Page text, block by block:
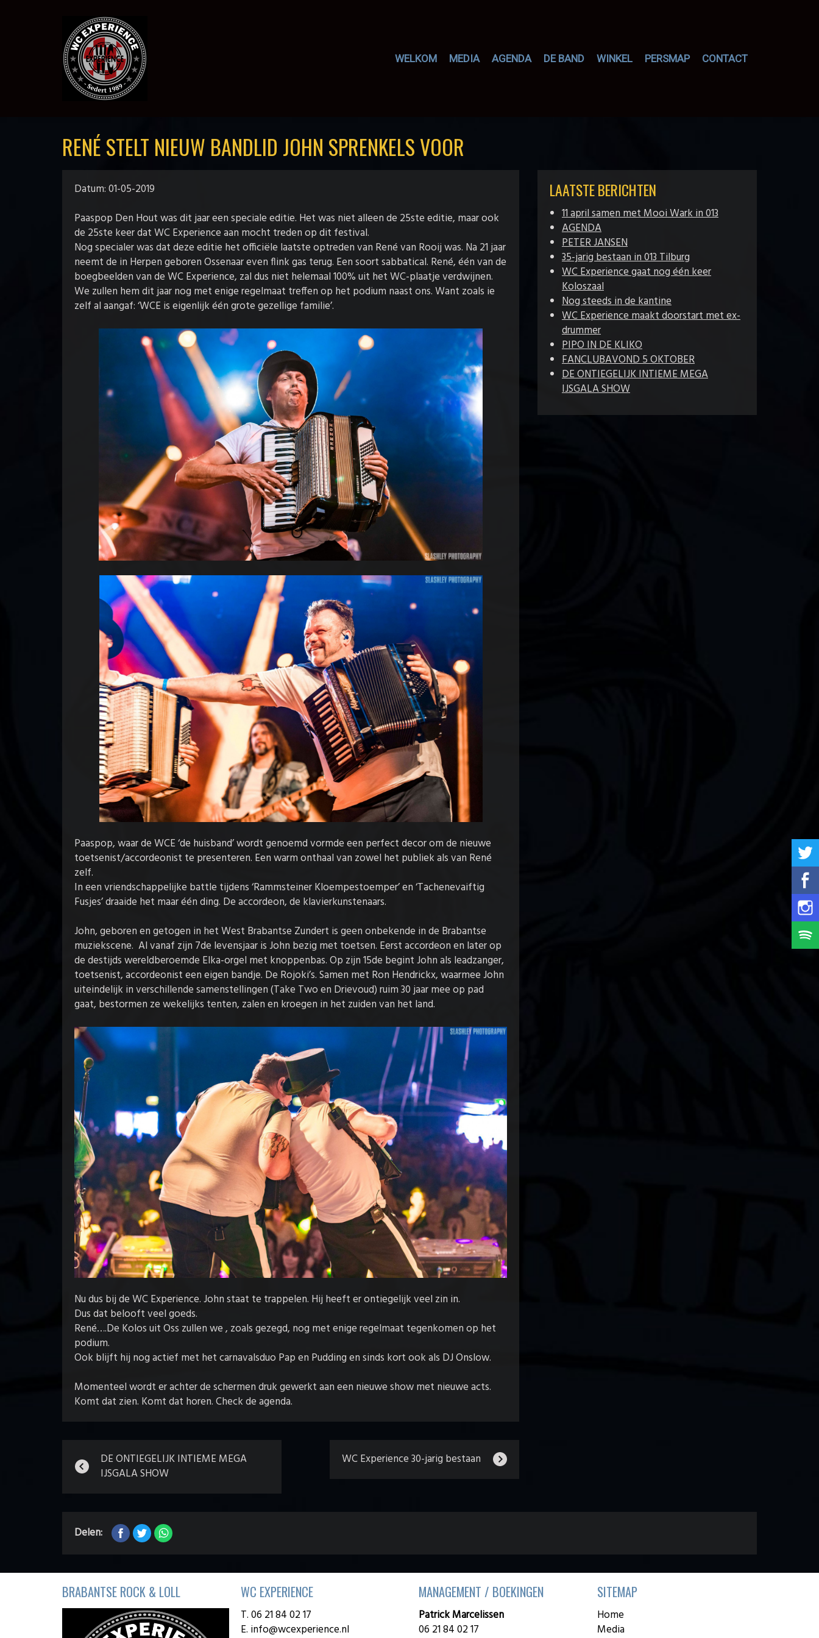
WELKOM MEDIA AGENDA DE BAND WINKEL PERSMAP CONTACT
RENÉ STELT NIEUW BANDLID JOHN SPRENKELS VOOR
Datum: 01-05-2019
Paaspop Den Hout was dit jaar een speciale editie. Het was niet alleen de 25ste editie, maar ook
de 25ste keer dat WC Experience aan mocht treden op dit festival.
Nog specialer was dat deze editie het officiële laatste optreden van René van Rooij was. Na 21 jaar
neemt de in Herpen geboren Ossenaar even flink gas terug. Een soort sabbatical. René, één van de
boegbeelden van de WC Experience, zal dus niet helemaal 100% uit het WC-plaatje verdwijnen.
We zullen hem dit jaar nog met enige regelmaat treffen op het podium naast ons. Want zoals ie
zelf al aangaf: ‘WCE is eigenlijk één grote gezellige familie’.
Paaspop, waar de WCE ‘de huisband’ wordt genoemd vormde een perfect decor om de nieuwe
toetsenist/accordeonist te presenteren. Een warm onthaal van zowel het publiek als van René
zelf.
In een vriendschappelijke battle tijdens ‘Rammsteiner Kloempestoemper’ en ‘Tachenevaiftig
Fusjes’ draaide het maar één ding. De accordeon, de klavierkunstenaars.
John, geboren en getogen in het West Brabantse Zundert is geen onbekende in de Brabantse
muziekscene. Al vanaf zijn 7de levensjaar is John bezig met toetsen. Eerst accordeon en later op
de destijds wereldberoemde Elka-orgel met knoppenbas. Op zijn 15de begint John als leadzanger,
toetsenist, accordeonist een eigen bandje. De Rojoki’s. Samen met Ron Hendrickx, waarmee John
uiteindelijk in verschillende samenstellingen (Take Two en Drievoud) ruim 30 jaar mee op pad
gaat, bestormen ze wekelijks tenten, zalen en kroegen in het zuiden van het land.
Nu dus bij de WC Experience. John staat te trappelen. Hij heeft er ontiegelijk veel zin in.
Dus dat belooft veel goeds.
René….De Kolos uit Oss zullen we , zoals gezegd, nog met enige regelmaat tegenkomen op het
podium.
Ook blijft hij nog actief met het carnavalsduo Pap en Pudding en sinds kort ook als DJ Onslow.
Momenteel wordt er achter de schermen druk gewerkt aan een nieuwe show met nieuwe acts.
Komt dat zien. Komt dat horen. Check de agenda.
DE ONTIEGELIJK INTIEME MEGA
IJSGALA SHOW
WC Experience 30-jarig bestaan
LAATSTE BERICHTEN
11 april samen met Mooi Wark in 013
AGENDA
PETER JANSEN
35-jarig bestaan in 013 Tilburg
WC Experience gaat nog één keer
Koloszaal
Nog steeds in de kantine
WC Experience maakt doorstart met ex-
drummer
PIPO IN DE KLIKO
FANCLUBAVOND 5 OKTOBER
DE ONTIEGELIJK INTIEME MEGA
IJSGALA SHOW
Delen:
BRABANTSE ROCK & LOLL WC EXPERIENCE
T. 06 21 84 02 17
E. info@wcexperience.nl
MANAGEMENT / BOEKINGEN
Patrick Marcelissen
06 21 84 02 17
SITEMAP
Home
Media